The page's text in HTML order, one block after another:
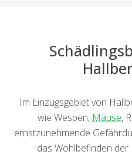
Im Einzugsgebiet von
wie Wespen, Mäuse,
ernstzunehmende
das Wohlbefinden